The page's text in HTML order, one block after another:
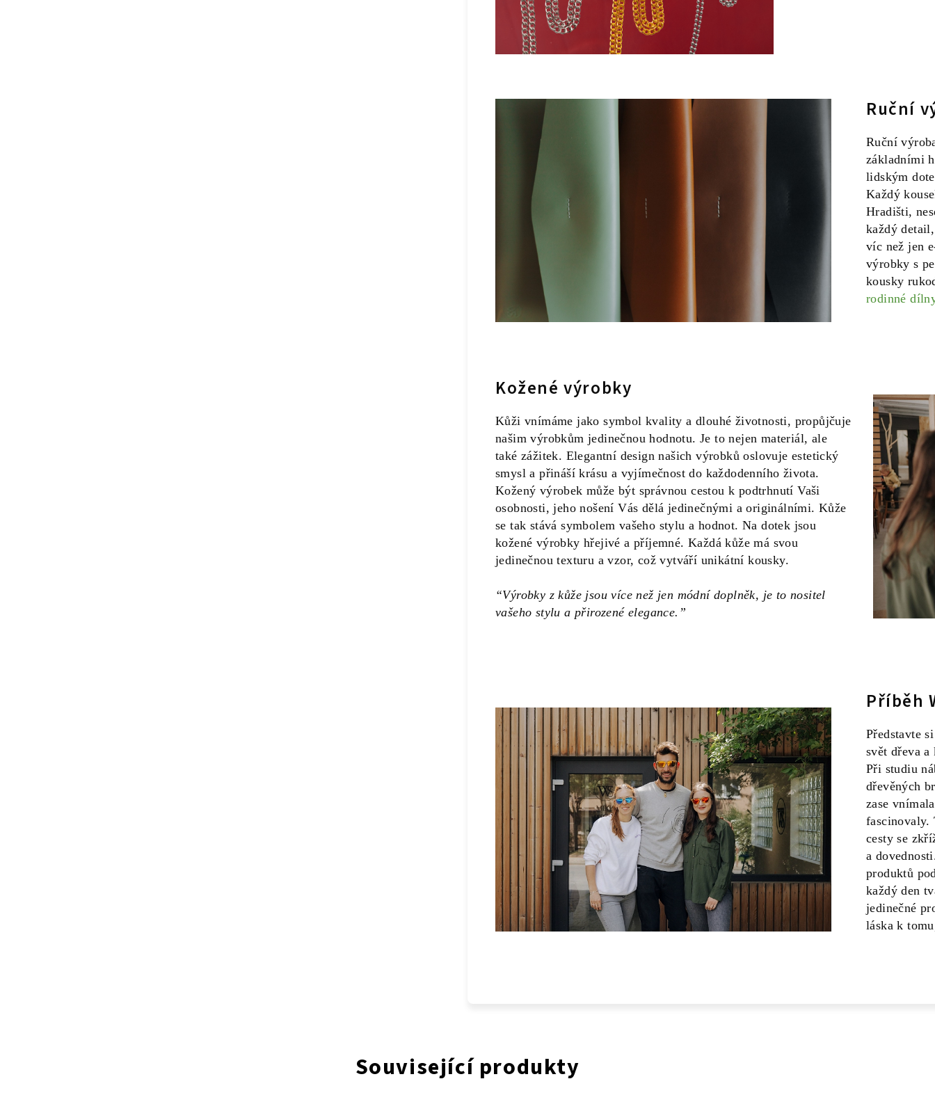
Ruční
Ruční
základními
lidským
Každý
Hradišti,
každý
víc než jen
výrobky s
kousky
rodinné
Kožené výrobky
Kůži vnímáme jako symbol kvality a dlouhé životnosti, propůjčuje
našim výrobkům jedinečnou hodnotu. Je to nejen materiál, ale
také zážitek. Elegantní design našich výrobků oslovuje estetický
smysl a přináší krásu a vyjímečnost do každodenního života.
Kožený výrobek může být správnou cestou k podtrhnutí Vaši
osobnosti, jeho nošení Vás dělá jedinečnými a originálními. Kůže
se tak stává symbolem vašeho stylu a hodnot. Na dotek jsou
kožené výrobky hřejivé a příjemné. Každá kůže má svou
jedinečnou texturu a vzor, což vytváří unikátní kousky.
“Výrobky z kůže jsou více než jen módní doplněk, je to nositel
vašeho stylu a přirozené elegance.”
Příběh
Představte
svět dřeva
Při studiu
dřevěných
zase
fascinovaly.
cesty se
a
produktů
každý den
jedinečné
láska k
Související produkty